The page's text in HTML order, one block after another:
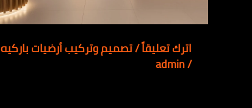
اترك تعليقاً/تصميم وتركيب أرضيات باركيه
/
admin